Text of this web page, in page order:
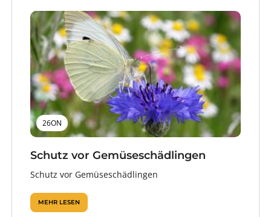
26ON
Schutz vor Gemüseschädlingen
Schutz vor Gemüseschädlingen
MEHR LESEN